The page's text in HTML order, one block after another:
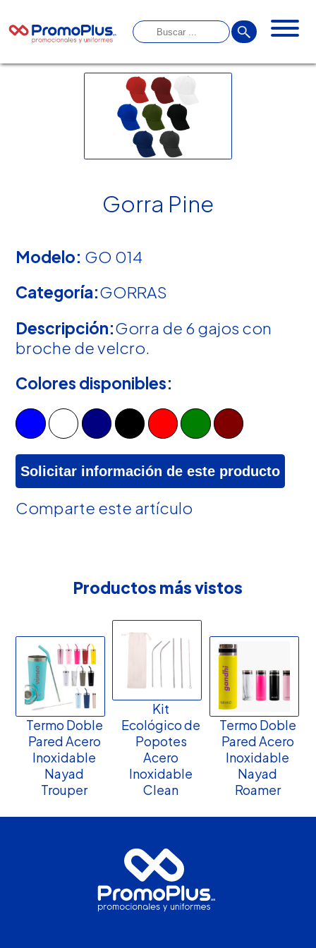
Gorra Pine
Modelo: GO 014
Categoría:GORRAS
Descripción:Gorra de 6 gajos con
broche de velcro.
Colores disponibles:
Solicitar información de este producto
Comparte este artículo
Productos más vistos
Termo Doble
Pared Acero
Inoxidable
Nayad
Trouper
Kit
Ecológico de
Popotes
Acero
Inoxidable
Clean
Termo Doble
Pared Acero
Inoxidable
Nayad
Roamer